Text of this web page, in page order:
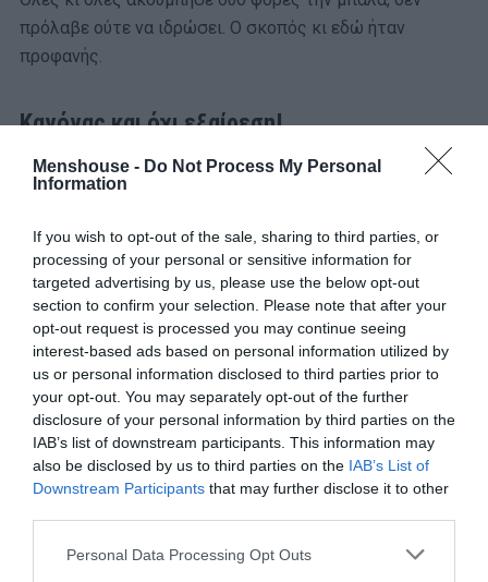
Menshouse - Do Not Process My Personal
Information
If you wish to opt-out of the sale, sharing to third parties, or
processing of your personal or sensitive information for
targeted advertising by us, please use the below opt-out
section to confirm your selection. Please note that after your
opt-out request is processed you may continue seeing
interest-based ads based on personal information utilized by
us or personal information disclosed to third parties prior to
your opt-out. You may separately opt-out of the further
disclosure of your personal information by third parties on the
IAB’s list of downstream participants. This information may
also be disclosed by us to third parties on the IAB’s List of
Downstream Participants that may further disclose it to other
Personal Data Processing Opt Outs
πρόλαβε ούτε να ιδρώσει. Ο σκοπός κι εδώ ήταν
προφανής.
Κανόνας και όχι εξαίρεση!
Αν οι δύο προπονητές είχαν μελετήσει πολύ προσεκτικά
των Euro, πιθανώς να μην είχαν πάρει ποτέ αυτές τις
αποφάσεις.
Η ποδοσφαιρική ιστορία μπορεί να είχε γραφτεί
διαφορετικά.
Ο κρύος Τζάστιν Κλάιφερτ ανέλαβε την δεύτερη
εκτέλεση των οράνιε και δεν κατάφερε να στείλει την
μπάλα στα δίχτυα.
Ο Φαμπιάν Μπαλμπουενά ανέλαβε την καθοριστική
κατάφερε να νικήσει τον Μανουέλ Νόιερ, ο οποίος